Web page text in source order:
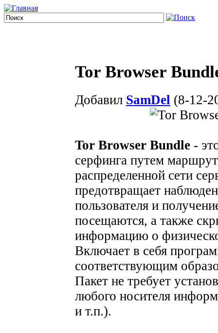
Tor Browser
Добавил SamDel (8-12-
Tor Browser Bundle -
серфинга путем
распределенной сети
предотвращает
пользователя и
посещаются, а также
информацию о
Включает в себя
соответствующим
Пакет не требует
любого носителя
и т.п.).